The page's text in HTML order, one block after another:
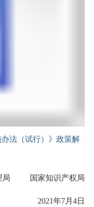
法（试行）》政策解
局 国家知识产权局
2021年7月4日